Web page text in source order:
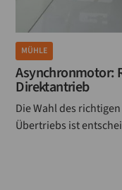
MÜHLE
Asynchronmotor:
Direktantrieb
Die Wahl des
Übertriebs ist